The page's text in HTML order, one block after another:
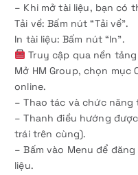
– Khi mở tài liệu, bạn có
Tải về: Bấm nút “Tải về”.
In tài liệu: Bấm nút “In”.
Truy cập qua nền
Mở HM Group, chọn mục
online.
– Thao tác và chức
– Thanh điều hướng
trái trên cùng).
– Bấm vào Menu để
liệu.